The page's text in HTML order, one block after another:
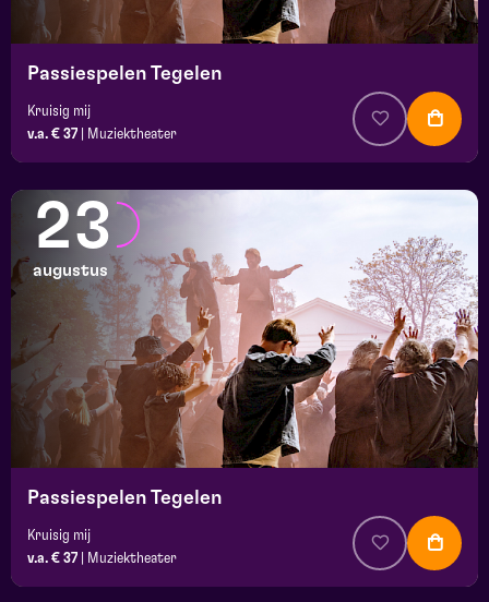
Passiespelen Tegelen
Kruisig mij
v.a. € 37
Muziektheater
23
augustus
Passiespelen Tegelen
Kruisig mij
v.a. € 37
Muziektheater